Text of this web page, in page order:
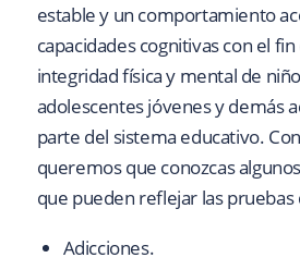
estable y un comportamiento
capacidades cognitivas con el
integridad física y mental de
adolescentes jóvenes y demás
parte del sistema educativo.
queremos que conozcas
que pueden reflejar las
Adicciones.